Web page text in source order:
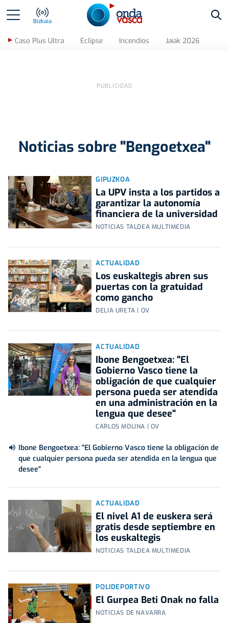
Bizkaia
Caso Plus Ultra Eclipse Incendios Jaiak 2026
Noticias sobre "Bengoetxea"
GIPUZKOA
La UPV insta a los partidos a
garantizar la autonomía
financiera de la universidad
NOTICIAS TALDEA MULTIMEDIA
ACTUALIDAD
Los euskaltegis abren sus
puertas con la gratuidad
como gancho
DELIA URETA | OV
ACTUALIDAD
Ibone Bengoetxea: "El
Gobierno Vasco tiene la
obligación de que cualquier
persona pueda ser atendida
en una administración en la
lengua que desee"
CARLOS MOLINA | OV
Ibone Bengoetxea: "El Gobierno Vasco tiene la obligación de
que cualquier persona pueda ser atendida en la lengua que
desee"
ACTUALIDAD
El nivel A1 de euskera será
gratis desde septiembre en
los euskaltegis
NOTICIAS TALDEA MULTIMEDIA
POLIDEPORTIVO
El Gurpea Beti Onak no falla
NOTICIAS DE NAVARRA